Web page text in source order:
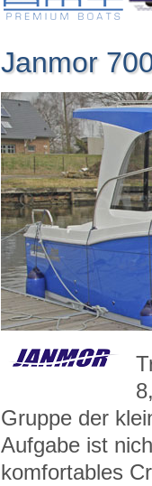
Janmor
Gruppe der
Aufgabe ist
komfortables